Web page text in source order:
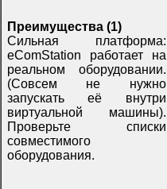
Преимущества (1)
Сильная платформа:
eComStation работает на
реальном оборудовании.
(Совсем не нужно
запускать её внутри
виртуальной машины).
Проверьте списки
совместимого
оборудования.